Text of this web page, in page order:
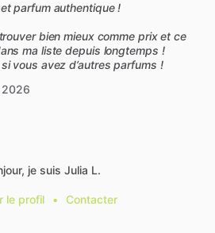
parfum authentique !
bien mieux comme prix et ce
ma liste depuis longtemps !
vous avez d’autres parfums !
2026
je suis Julia L.
le profil • Contacter